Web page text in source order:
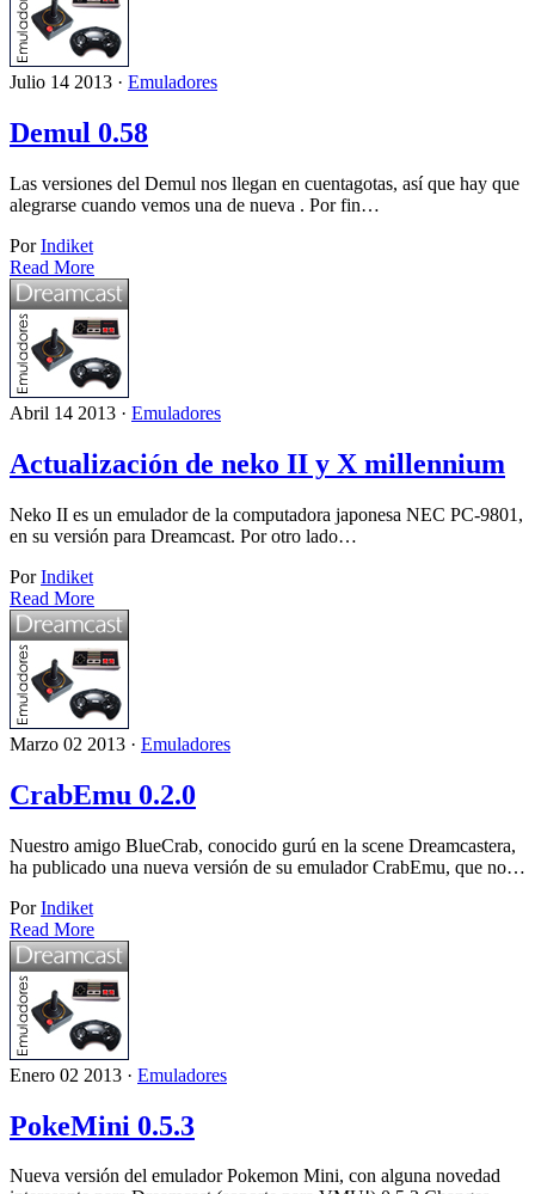
Julio 14 2013 · Emuladores
Demul 0.58
Las versiones del Demul nos llegan en cuentagotas, así que hay que
alegrarse cuando vemos una de nueva . Por fin…
PorIndiket
Read More
Abril 14 2013 · Emuladores
Actualización de neko II y X millennium
Neko II es un emulador de la computadora japonesa NEC PC-9801,
en su versión para Dreamcast. Por otro lado…
PorIndiket
Read More
Marzo 02 2013 · Emuladores
CrabEmu 0.2.0
Nuestro amigo BlueCrab, conocido gurú en la scene Dreamcastera,
ha publicado una nueva versión de su emulador CrabEmu, que no…
PorIndiket
Read More
Enero 02 2013 · Emuladores
PokeMini 0.5.3
Nueva versión del emulador Pokemon Mini, con alguna novedad